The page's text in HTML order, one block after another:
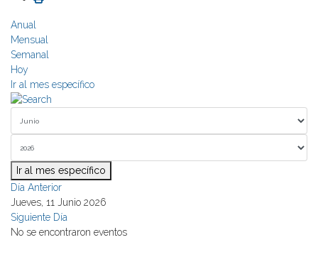
Anual
Mensual
Semanal
Hoy
Ir al mes específico
Ir al mes específico
Día Anterior
Jueves, 11 Junio 2026
Siguiente Día
No se encontraron eventos